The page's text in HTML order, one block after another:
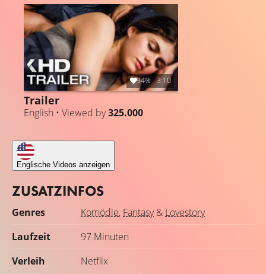
Nacht. Doch der erste Versuch, sein Schicksal zu
verändern, klappt so gar nicht. Nun ist er plötzlich nicht
einmal in der Gegenwart mehr mit ihr befreundet. In
bester „Und täglich grüßt das Murmeltier“-Manier
bekommt Noah aber eine Chance nach der anderen.
Wird es irgendwann schaffen, alles in der Nacht richtig zu
machen, um danach nicht nur mit Avery befreundet,
sondern ihr Partner zu sein?
94% 3:10
Trailer
English • Viewed by325.000
Englische Videos anzeigen
ZUSATZINFOS
Genres Komödie, Fantasy& Lovestory
Laufzeit
97 Minuten
Verleih
Netflix